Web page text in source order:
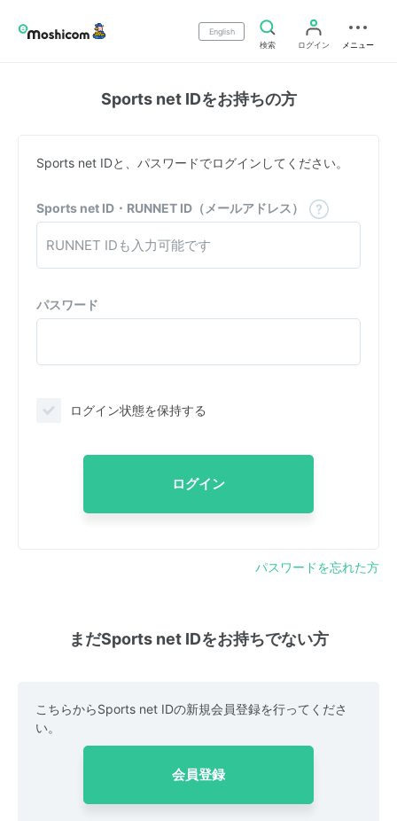
English
検索
ログイン メニュー
Sports net IDをお持ちの方
Sports net IDと、パスワードでログインしてください。
Sports net ID・RUNNET ID（メールアドレス）
パスワード
ログイン状態を保持する
ログイン
パスワードを忘れた方
まだSports net IDをお持ちでない方
こちらからSports net IDの新規会員登録を行ってくださ
い。
会員登録